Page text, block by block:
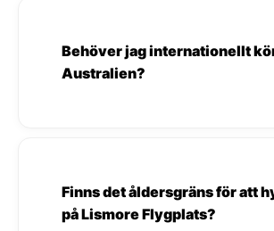
Behöver jag internationellt
Australien?
Finns det åldersgräns för att
på Lismore Flygplats?